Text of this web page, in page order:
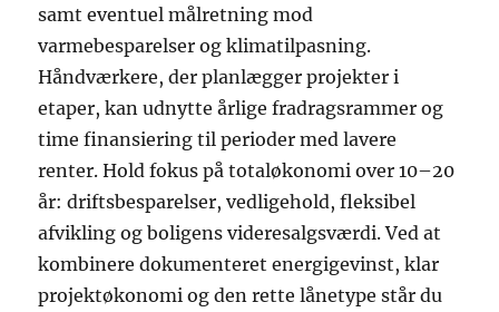
samt eventuel målretning mod
varmebesparelser og klimatilpasning.
Håndværkere, der planlægger projekter i
etaper, kan udnytte årlige fradragsrammer og
time finansiering til perioder med lavere
renter. Hold fokus på totaløkonomi over 10–20
år: driftsbesparelser, vedligehold, fleksibel
afvikling og boligens videresalgsværdi. Ved at
kombinere dokumenteret energigevinst, klar
projektøkonomi og den rette lånetype står du